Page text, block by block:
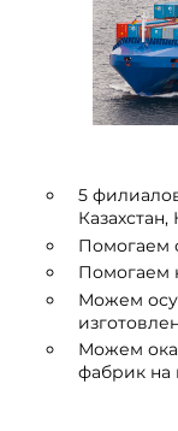
5
Помогаем
Помогаем
Можем
Можем
фабрик на